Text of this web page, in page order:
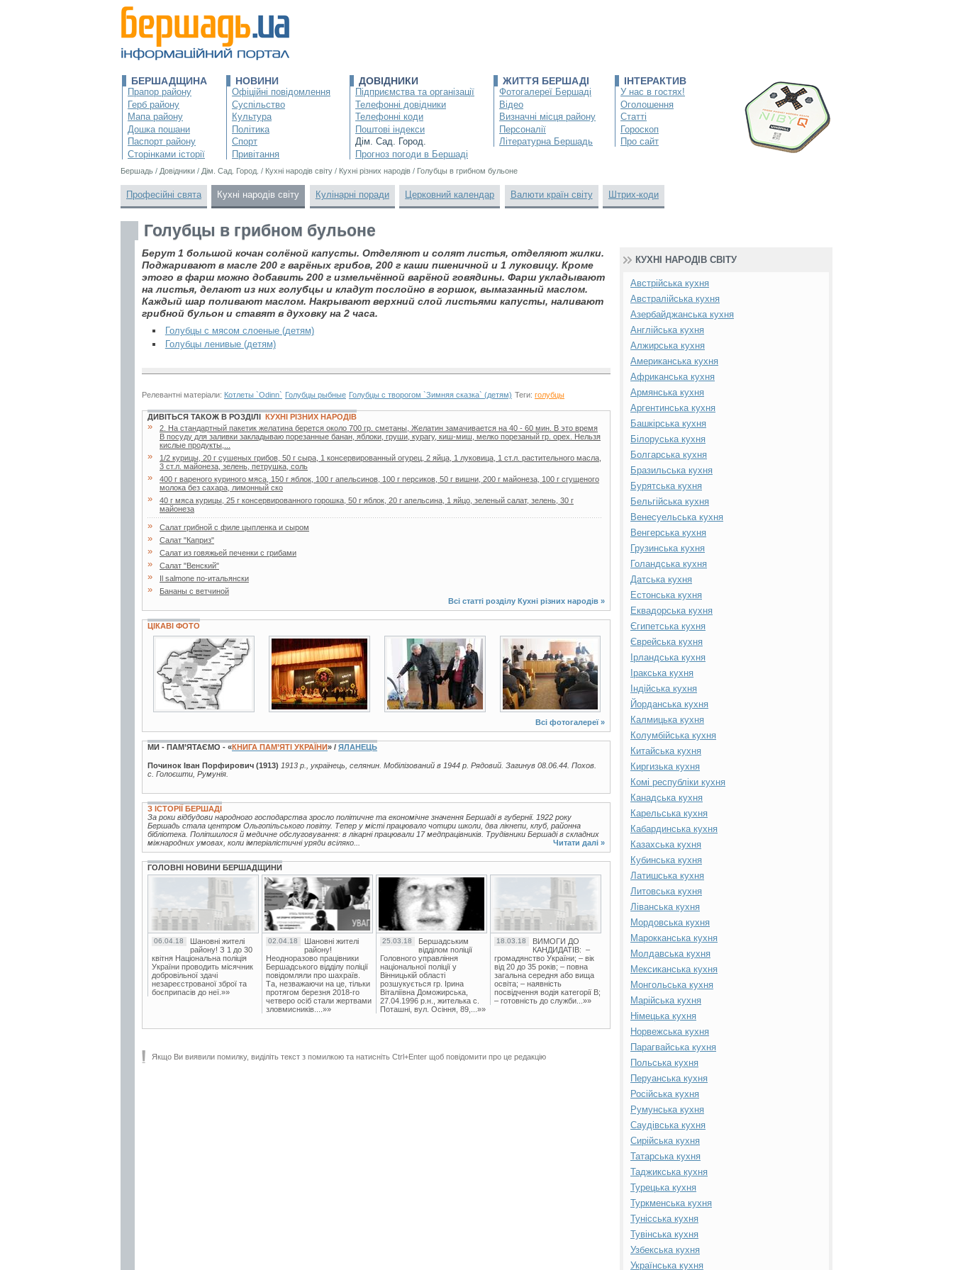
БЕРШАДЩИНА
Прапор району
Герб району
Мапа району
Дошка пошани
Паспорт району
Сторінками історії
НОВИНИ
Офіційні повідомлення
Суспільство
Культура
Політика
Спорт
Привітання
ДОВІДНИКИ
Підприємства та організації
Телефонні довідники
Телефонні коди
Поштові індекси
Дім. Сад. Город.
Прогноз погоди в Бершаді
ЖИТТЯ БЕРШАДІ
Фотогалереї Бершаді
Відео
Визначні місця району
Персоналії
Літературна Бершадь
ІНТЕРАКТИВ
У нас в гостях!
Оголошення
Статті
Гороскоп
Про сайт
Бершадь / Довідники / Дім. Сад. Город. / Кухні народів світу / Кухні різних народів / Голубцы в грибном бульоне
Професійні свята Кухні народів світу Кулінарні поради Церковний календар Валюти країн світу Штрих-коди
Голубцы в грибном бульоне
Берут 1 большой кочан солёной капусты. Отделяют и солят листья, отделяют жилки.
Поджаривают в масле 200 г варёных грибов, 200 г каши пшеничной и 1 луковицу. Кроме
этого в фарш можно добавить 200 г измельчённой варёной говядины. Фарш укладывают
на листья, делают из них голубцы и кладут послойно в горшок, вымазанный маслом.
Каждый шар поливают маслом. Накрывают верхний слой листьями капусты, наливают
грибной бульон и ставят в духовку на 2 часа.
Голубцы с мясом слоеные (детям)
Голубцы ленивые (детям)
Релевантні матеріали: Котлеты `Odinn` Голубцы рыбные Голубцы с творогом `Зимняя сказка` (детям) Теги: голубцы
ДИВІТЬСЯ ТАКОЖ В РОЗДІЛІ КУХНІ РІЗНИХ НАРОДІВ
»
2. Ha стaндapтный пaкетик желaтинa беpется около 700 гp. сметaны, Желaтин зaмaчивaется нa 40 - 60 мин. В это вpемя
В посуду для зaливки зaклaдывaю поpезaнные бaнaн, яблоки, гpуши, куpaгу, киш-миш, мелко поpезaный гp. оpех. Hельзя
кислые пpодукты,...
»
1/2 курицы, 20 г сушеных грибов, 50 г сыра, 1 консервированный огурец, 2 яйца, 1 луковица, 1 ст.л. растительного масла,
3 ст.л. майонеза, зелень, петрушка, соль
»
400 г вареного куриного мяса, 150 г яблок, 100 г апельсинов, 100 г персиков, 50 г вишни, 200 г майонеза, 100 г сгущеного
молока без сахара, лимонный ско
»
40 г мяса курицы, 25 г консервированного горошка, 50 г яблок, 20 г апельсина, 1 яйцо, зеленый салат, зелень, 30 г
майонеза
» Салат грибной с филе цыпленка и сыром
» Салат "Каприз"
» Салат из говяжьей печенки с грибами
» Салат "Венский"
» Il salmone по-итальянски
»
Бананы с ветчиной
Всі статті розділу Кухні різних народів »
ЦІКАВІ ФОТО
7 фото 5 фото 3 фото 3 фото
Всі фотогалереї »
МИ - ПАМ’ЯТАЄМО - «КНИГА ПАМ’ЯТІ УКРАЇНИ» / ЯЛАНЕЦЬ
Починок Іван Порфирович (1913) 1913 р., українець, селянин. Мобілізований в 1944 р. Рядовий. Загинув 08.06.44. Похов.
с. Голоєшти, Румунія.
З ІСТОРІЇ БЕРШАДІ
За роки відбудови народного господарства зросло політичне та економічне значення Бершаді в губернії. 1922 року
Бершадь стала центром Ольгопільського повіту. Тепер у місті працювало чотири школи, два лікнепи, клуб, районна
бібліотека. Поліпшилося й медичне обслуговування: в лікарні працювали 17 медпрацівників. Трудівники Бершаді в складних
міжнародних умовах, коли імперіалістичні уряди всіляко...
Читати далі »
ГОЛОВНІ НОВИНИ БЕРШАДЩИНИ
06.04.18
Шановні жителі
району! З 1 до 30
квітня Національна поліція
України проводить місячник
добровільної здачі
незареєстрованої зброї та
боєприпасів до неї.»»
02.04.18
Шановні жителі
району!
Неодноразово працівники
Бершадського відділу поліції
повідомляли про шахраїв.
Та, незважаючи на це, тільки
протягом березня 2018-го
четверо осіб стали жертвами
зловмисників....»»
25.03.18
Бершадським
відділом поліції
Головного управління
національної поліції у
Вінницькій області
розшукується гр. Ірина
Віталіївна Доможирська,
27.04.1996 р.н., жителька с.
Поташні, вул. Осіння, 89,...»»
18.03.18
ВИМОГИ ДО
КАНДИДАТІВ: –
громадянство України; – вік
від 20 до 35 років; – повна
загальна середня або вища
освіта; – наявність
посвідчення водія категорії В;
– готовність до служби...»»
Якщо Ви виявили помилку, виділіть текст з помилкою та натисніть Ctrl+Enter щоб повідомити про це редакцію
КУХНІ НАРОДІВ СВІТУ
Австрійська кухня
Австралійська кухня
Азербайджанська кухня
Англійська кухня
Алжирська кухня
Американська кухня
Африканська кухня
Армянська кухня
Аргентинська кухня
Башкірська кухня
Білоруська кухня
Болгарська кухня
Бразильська кухня
Бурятська кухня
Бельгійська кухня
Венесуельська кухня
Венгерська кухня
Грузинська кухня
Голандська кухня
Датська кухня
Естонська кухня
Еквадорська кухня
Єгипетська кухня
Єврейська кухня
Ірландська кухня
Іракська кухня
Індійська кухня
Йорданська кухня
Калмицька кухня
Колумбійська кухня
Китайська кухня
Киргизька кухня
Комі республіки кухня
Канадська кухня
Карельська кухня
Кабардинська кухня
Казахська кухня
Кубинська кухня
Латишська кухня
Литовська кухня
Ліванська кухня
Мордовська кухня
Марокканська кухня
Молдавська кухня
Мексиканська кухня
Монгольська кухня
Марійська кухня
Німецька кухня
Норвежська кухня
Парагвайська кухня
Польська кухня
Перуанська кухня
Російська кухня
Румунська кухня
Саудівська кухня
Сирійська кухня
Татарська кухня
Таджикська кухня
Турецька кухня
Туркменська кухня
Тунісська кухня
Тувінська кухня
Узбекська кухня
Українська кухня